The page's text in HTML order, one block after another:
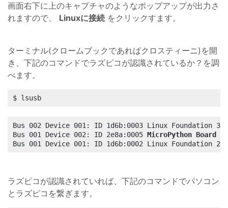
画面右下に上のキャプチャのようなポップアップが出力さ
れますので、 Linuxに接続 をクリックすます。
ターミナル(クロームブックであればクロスティーニ)を開
き、下記のコマンドでラズピコが認識されているか？を調
べます。
$ lsusb
Bus 002 Device 001: ID 1d6b:0003 Linux Foundation
Bus 001 Device 002: ID 2e8a:0005 MicroPython Board in
Bus 001 Device 001: ID 1d6b:0002 Linux Foundation
ラズピコが認識されていれば、下記のコマンドでパソコン
とラズピコを繋ぎます。